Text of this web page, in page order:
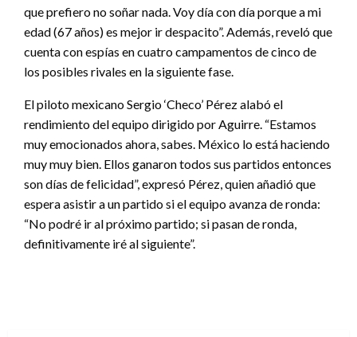
que prefiero no soñar nada. Voy día con día porque a mi
edad (67 años) es mejor ir despacito”. Además, reveló que
cuenta con espías en cuatro campamentos de cinco de
los posibles rivales en la siguiente fase.
El piloto mexicano Sergio ‘Checo’ Pérez alabó el
rendimiento del equipo dirigido por Aguirre. “Estamos
muy emocionados ahora, sabes. México lo está haciendo
muy muy bien. Ellos ganaron todos sus partidos entonces
son días de felicidad”, expresó Pérez, quien añadió que
espera asistir a un partido si el equipo avanza de ronda:
“No podré ir al próximo partido; si pasan de ronda,
definitivamente iré al siguiente”.